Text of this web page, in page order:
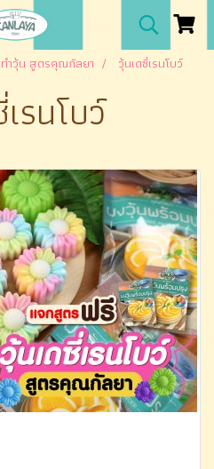
ำวุ้น สูตรคุณกัลยา วุ้นเดซี่เรนโบว์
รนโบว์